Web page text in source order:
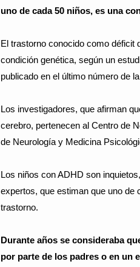
uno de cada 50 niños, es una
El trastorno conocido como déficit
condición genética, según un
publicado en el último número de
Los investigadores, que afirman
cerebro, pertenecen al Centro de
de Neurología y Medicina
Los niños con ADHD son
expertos, que estiman que uno de
trastorno.
Durante años se consideraba
por parte de los padres o en un